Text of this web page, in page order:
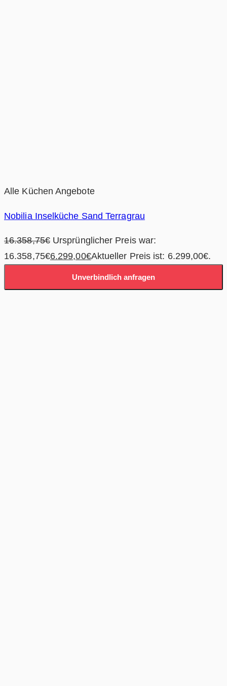
Alle Küchen Angebote
Nobilia Inselküche Sand Terragrau
16.358,75€ Ursprünglicher Preis war:
16.358,75€6.299,00€Aktueller Preis ist: 6.299,00€.
Unverbindlich anfragen